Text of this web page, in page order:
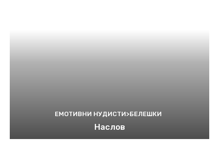
ЕМОТИВНИ НУДИСТИ>БЕЛЕШКИ
Наслов